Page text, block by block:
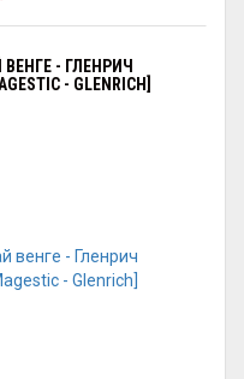
- ГЛЕНРИЧ
- GLENRICH]